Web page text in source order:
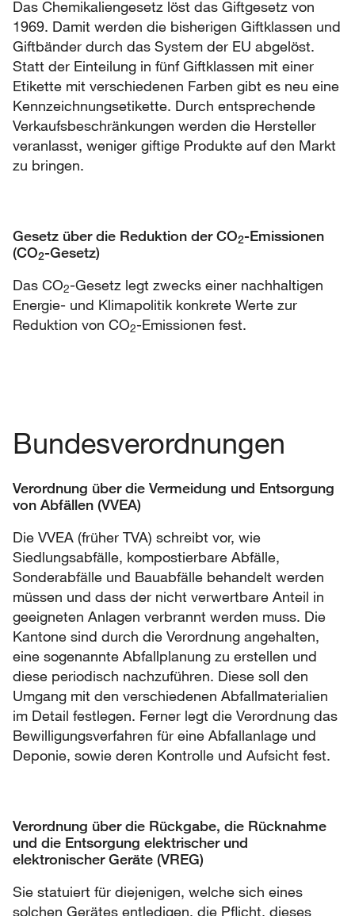
Das Chemikaliengesetz löst das Giftgesetz von
1969. Damit werden die bisherigen Giftklassen und
Giftbänder durch das System der EU abgelöst.
Statt der Einteilung in fünf Giftklassen mit einer
Etikette mit verschiedenen Farben gibt es neu eine
Kennzeichnungsetikette. Durch entsprechende
Verkaufsbeschränkungen werden die Hersteller
veranlasst, weniger giftige Produkte auf den Markt
zu bringen.
Gesetz über die Reduktion der CO2-Emissionen
(CO2-Gesetz)
Das CO2-Gesetz legt zwecks einer nachhaltigen
Energie- und Klimapolitik konkrete Werte zur
Reduktion von CO2-Emissionen fest.
Bundesverordnungen
Verordnung über die Vermeidung und Entsorgung
von Abfällen (VVEA)
Die VVEA (früher TVA) schreibt vor, wie
Siedlungsabfälle, kompostierbare Abfälle,
Sonderabfälle und Bauabfälle behandelt werden
müssen und dass der nicht verwertbare Anteil in
geeigneten Anlagen verbrannt werden muss. Die
Kantone sind durch die Verordnung angehalten,
eine sogenannte Abfallplanung zu erstellen und
diese periodisch nachzuführen. Diese soll den
Umgang mit den verschiedenen Abfallmaterialien
im Detail festlegen. Ferner legt die Verordnung das
Bewilligungsverfahren für eine Abfallanlage und
Deponie, sowie deren Kontrolle und Aufsicht fest.
Verordnung über die Rückgabe, die Rücknahme
und die Entsorgung elektrischer und
elektronischer Geräte (VREG)
Sie statuiert für diejenigen, welche sich eines
solchen Gerätes entledigen, die Pflicht, dieses